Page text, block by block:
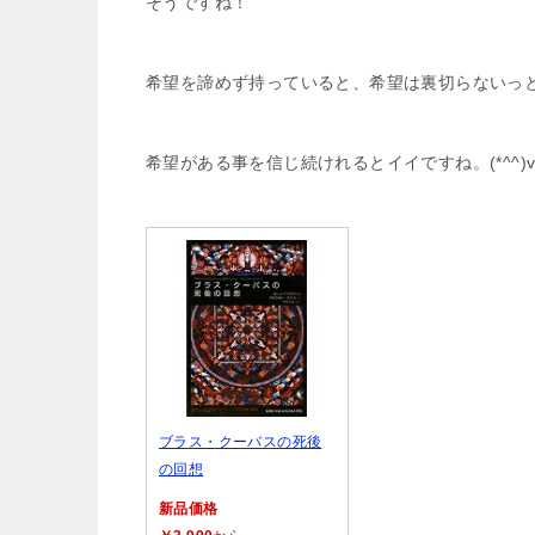
希望を諦めず持っていると、希望は裏切らないっ
希望がある事を信じ続けれるとイイですね。(*^^)v
ブラス・クーバスの死後
の回想
新品価格